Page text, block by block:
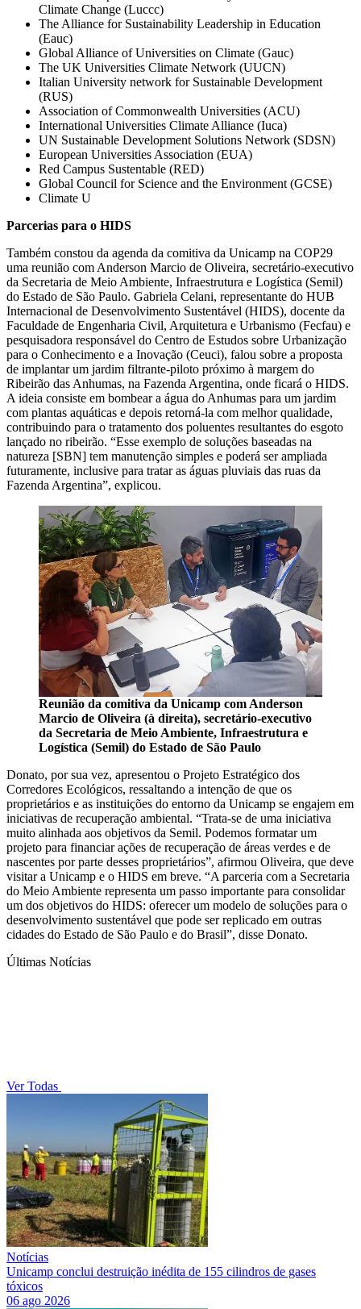
Climate Change (Luccc)
The Alliance for Sustainability Leadership in Education
(Eauc)
Global Alliance of Universities on Climate (Gauc)
The UK Universities Climate Network (UUCN)
Italian University network for Sustainable Development
(RUS)
Association of Commonwealth Universities (ACU)
International Universities Climate Alliance (Iuca)
UN Sustainable Development Solutions Network (SDSN)
European Universities Association (EUA)
Red Campus Sustentable (RED)
Global Council for Science and the Environment (GCSE)
Climate U
Parcerias para o HIDS
Também constou da agenda da comitiva da Unicamp na COP29
uma reunião com Anderson Marcio de Oliveira, secretário-executivo
da Secretaria de Meio Ambiente, Infraestrutura e Logística (Semil)
do Estado de São Paulo. Gabriela Celani, representante do HUB
Internacional de Desenvolvimento Sustentável (HIDS), docente da
Faculdade de Engenharia Civil, Arquitetura e Urbanismo (Fecfau) e
pesquisadora responsável do Centro de Estudos sobre Urbanização
para o Conhecimento e a Inovação (Ceuci), falou sobre a proposta
de implantar um jardim filtrante-piloto próximo à margem do
Ribeirão das Anhumas, na Fazenda Argentina, onde ficará o HIDS.
A ideia consiste em bombear a água do Anhumas para um jardim
com plantas aquáticas e depois retorná-la com melhor qualidade,
contribuindo para o tratamento dos poluentes resultantes do esgoto
lançado no ribeirão. “Esse exemplo de soluções baseadas na
natureza [SBN] tem manutenção simples e poderá ser ampliada
futuramente, inclusive para tratar as águas pluviais das ruas da
Fazenda Argentina”, explicou.
Reunião da comitiva da Unicamp com Anderson
Marcio de Oliveira (à direita), secretário-executivo
da Secretaria de Meio Ambiente, Infraestrutura e
Logística (Semil) do Estado de São Paulo
Donato, por sua vez, apresentou o Projeto Estratégico dos
Corredores Ecológicos, ressaltando a intenção de que os
proprietários e as instituições do entorno da Unicamp se engajem em
iniciativas de recuperação ambiental. “Trata-se de uma iniciativa
muito alinhada aos objetivos da Semil. Podemos formatar um
projeto para financiar ações de recuperação de áreas verdes e de
nascentes por parte desses proprietários”, afirmou Oliveira, que deve
visitar a Unicamp e o HIDS em breve. “A parceria com a Secretaria
do Meio Ambiente representa um passo importante para consolidar
um dos objetivos do HIDS: oferecer um modelo de soluções para o
desenvolvimento sustentável que pode ser replicado em outras
cidades do Estado de São Paulo e do Brasil”, disse Donato.
Últimas Notícias
Ver Todas
Notícias
Unicamp conclui destruição inédita de 155 cilindros de gases
tóxicos
06 ago 2026